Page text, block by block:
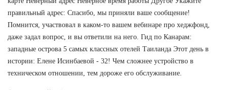
правильный адрес: Спасибо, мы приняли ваше сообщение!
Помнится, участвовал в каком-то вашем вебинаре про хеджфонд,
даже задал вопрос, и вы ответили на него. Гид по Канарам:
западные острова 5 самых классных отелей Таиланда Этот день в
истории: Елене Исинбаевой - 32! Чем сложнее устройство в
техническом отношении, тем дороже его обслуживание.